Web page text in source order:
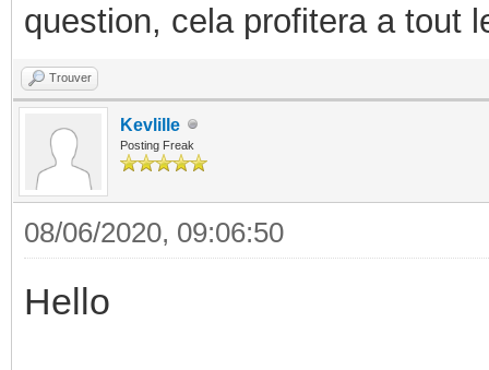
question, cela profitera a tout
Trouver
Kevlille
Posting Freak
08/06/2020, 09:06:50
Hello